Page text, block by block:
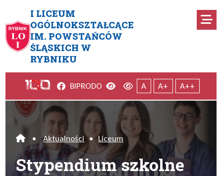
I LICEUM
OGÓLNOKSZTAŁCĄCE
IM. POWSTAŃCÓW
ŚLĄSKICH W
RYBNIKU
Stypendium szkolne na rok
Facebook
BIPRODO Wersja kontrastowa
Wersja domyślna
A A+ A++
Home
• Aktualności • Liceum
Stypendium szkolne